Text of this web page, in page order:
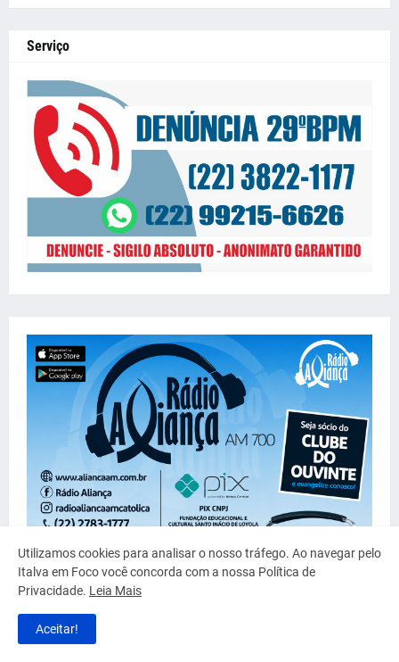
Serviço
Utilizamos cookies para analisar o nosso tráfego. Ao navegar pelo
Italva em Foco você concorda com a nossa Política de
Privacidade. Leia Mais
Aceitar!